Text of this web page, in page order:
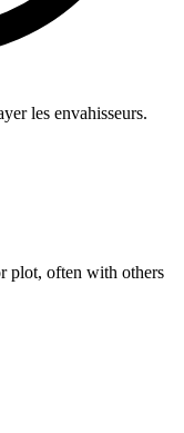
les envahisseurs.
plot, often with others